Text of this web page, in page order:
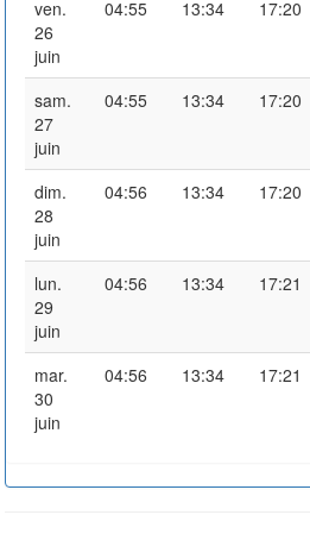
ven.
26
juin
04:55 13:34 17:20
sam.
27
juin
04:55 13:34 17:20
dim.
28
juin
04:56 13:34 17:20
lun.
29
juin
04:56 13:34 17:21
mar.
30
juin
04:56 13:34 17:21